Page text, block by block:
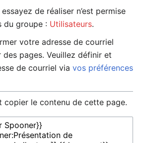
de réaliser n’est permise
du groupe : Utilisateurs.
votre adresse de courriel
pages. Veuillez définir et
de courriel via vos préférences
copier le contenu de cette page.